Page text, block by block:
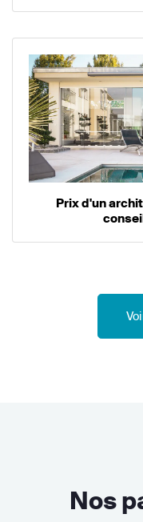
Prix d'un
Nos